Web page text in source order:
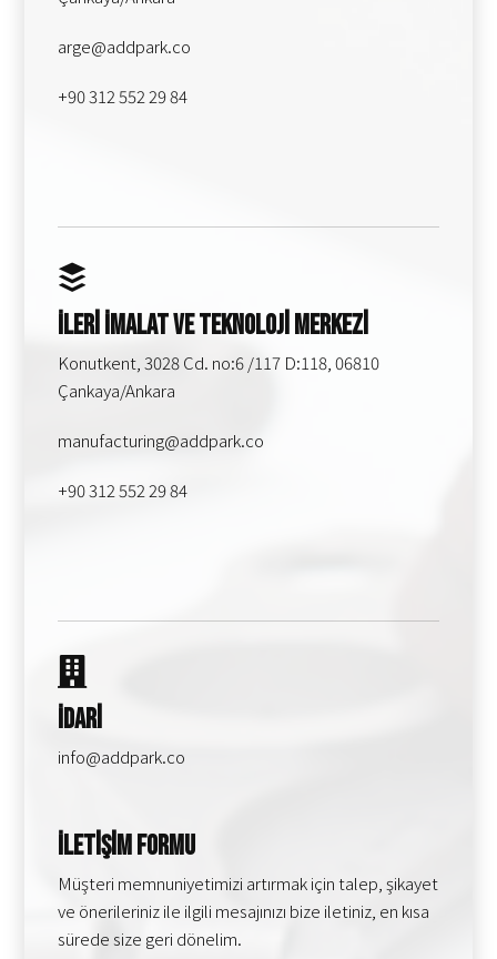
arge@addpark.co
+90 312 552 29 84
İleri İmalat ve Teknoloji Merkezi
Konutkent, 3028 Cd. no:6 /117 D:118, 06810
Çankaya/Ankara
manufacturing@addpark.co
+90 312 552 29 84
İdari
info@addpark.co
İletişim Formu
Müşteri memnuniyetimizi artırmak için talep, şikayet
ve önerileriniz ile ilgili mesajınızı bize iletiniz, en kısa
sürede size geri dönelim.